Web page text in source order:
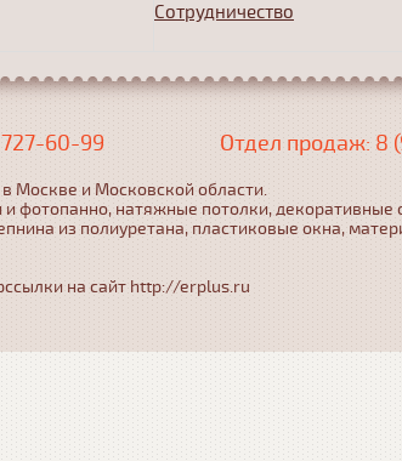
Сотрудничество
60-99 Отдел продаж: 8
Москве и Московской области.
фотопанно, натяжные потолки, декоративные
из полиуретана, пластиковые окна,
на сайт http://erplus.ru